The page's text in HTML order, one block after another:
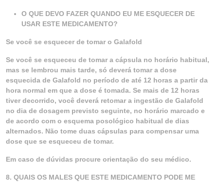
O QUE DEVO FAZER QUANDO EU ME ESQUECER DE
USAR ESTE MEDICAMENTO?
Se você se esquecer de tomar o Galafold
Se você se esqueceu de tomar a cápsula no horário habitual,
mas se lembrou mais tarde, só deverá tomar a dose
esquecida de Galafold no período de até 12 horas a partir da
hora normal em que a dose é tomada. Se mais de 12 horas
tiver decorrido, você deverá retomar a ingestão de Galafold
no dia de dosagem previsto seguinte, no horário marcado e
de acordo com o esquema posológico habitual de dias
alternados. Não tome duas cápsulas para compensar uma
dose que se esqueceu de tomar.
Em caso de dúvidas procure orientação do seu médico.
8. QUAIS OS MALES QUE ESTE MEDICAMENTO PODE ME